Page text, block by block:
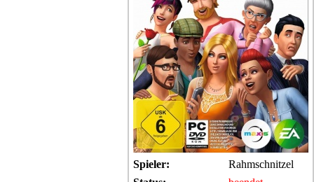
Spieler:
Rahmschnitzel